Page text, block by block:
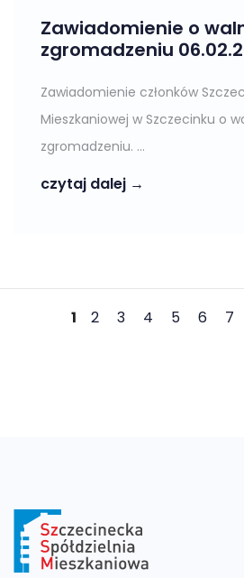
Zawiadomienie o
zgromadzeniu
Zawiadomienie członków
Mieszkaniowej w Szczecinku o
zgromadzeniu. ...
czytaj dalej →
1 2 3 4 5 6 7